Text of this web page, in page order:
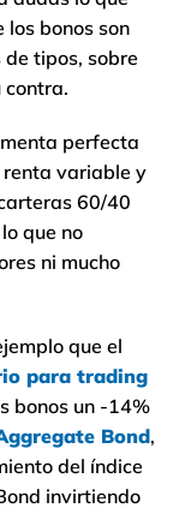
los bonos son
tipos, sobre
contra.
perfecta
renta variable y
60/40
que no
ni mucho
que el
para trading
bonos un -14%
Bond,
del índice
invirtiendo